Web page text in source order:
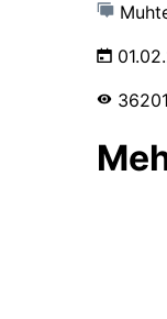
36201